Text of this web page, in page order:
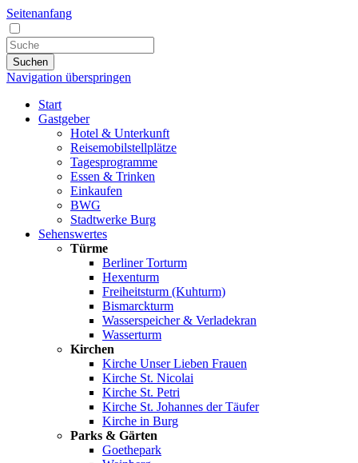
Seitenanfang
Suchen
Navigation überspringen
Start
Gastgeber
Hotel & Unterkunft
Reisemobilstellplätze
Tagesprogramme
Essen & Trinken
Einkaufen
BWG
Stadtwerke Burg
Sehenswertes
Türme
Berliner Torturm
Hexenturm
Freiheitsturm (Kuhturm)
Bismarckturm
Wasserspeicher & Verladekran
Wasserturm
Kirchen
Kirche Unser Lieben Frauen
Kirche St. Nicolai
Kirche St. Petri
Kirche St. Johannes der Täufer
Kirche in Burg
Parks & Gärten
Goethepark